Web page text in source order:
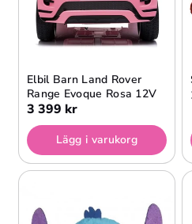
Elbil Barn Land Rover
Range Evoque Rosa 12V
3 399 kr
Lägg i varukorg